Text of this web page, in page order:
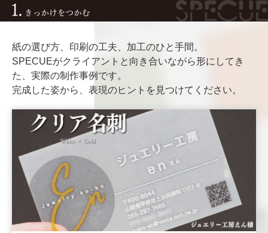
紙の選び方、印刷の工夫、加工のひと手間。
SPECUEがクライアントと向き合いながら形にしてき
た、実際の制作事例です。
完成した姿から、表現のヒントを見つけてください。